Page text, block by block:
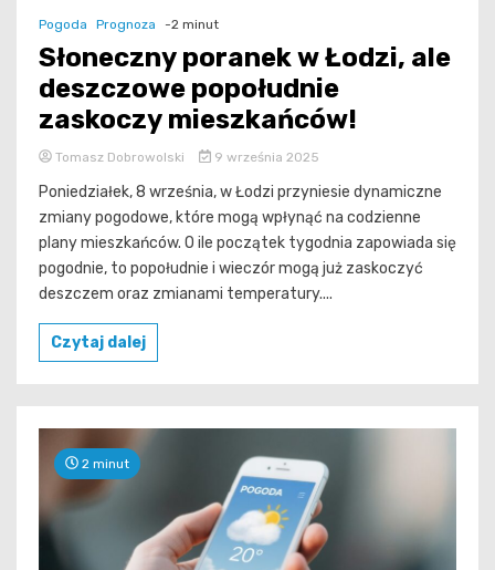
Pogoda Prognoza -2 minut
Słoneczny poranek w Łodzi, ale
deszczowe popołudnie
zaskoczy mieszkańców!
Tomasz Dobrowolski 9 września 2025
Poniedziałek, 8 września, w Łodzi przyniesie dynamiczne
zmiany pogodowe, które mogą wpłynąć na codzienne
plany mieszkańców. O ile początek tygodnia zapowiada się
pogodnie, to popołudnie i wieczór mogą już zaskoczyć
deszczem oraz zmianami temperatury....
Czytaj dalej
2 minut